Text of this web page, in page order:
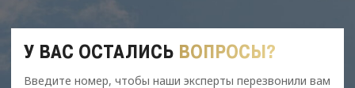
У ВАС ОСТАЛИСЬ ВОПРОСЫ?
Введите номер, чтобы наши эксперты перезвонили вам